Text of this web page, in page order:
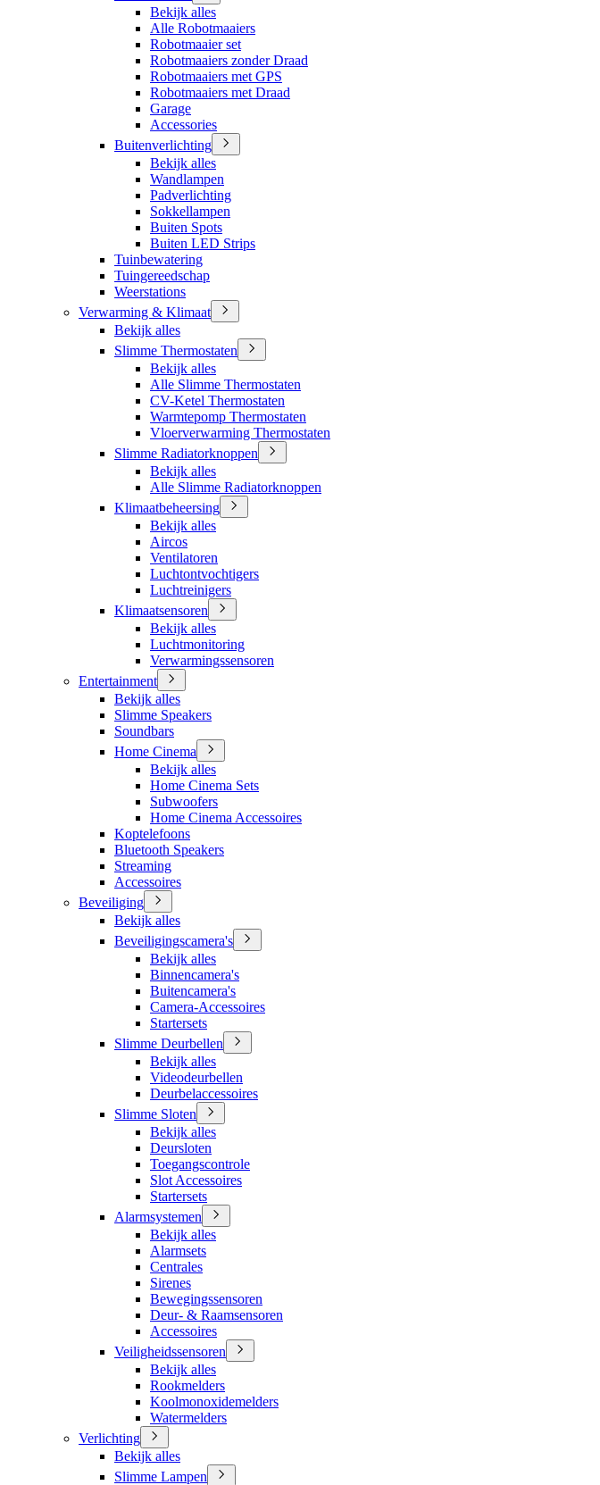
Bekijk alles
Alle Robotmaaiers
Robotmaaier set
Robotmaaiers zonder Draad
Robotmaaiers met GPS
Robotmaaiers met Draad
Garage
Accessories
Buitenverlichting
Bekijk alles
Wandlampen
Padverlichting
Sokkellampen
Buiten Spots
Buiten LED Strips
Tuinbewatering
Tuingereedschap
Weerstations
Verwarming & Klimaat
Bekijk alles
Slimme Thermostaten
Bekijk alles
Alle Slimme Thermostaten
CV-Ketel Thermostaten
Warmtepomp Thermostaten
Vloerverwarming Thermostaten
Slimme Radiatorknoppen
Bekijk alles
Alle Slimme Radiatorknoppen
Klimaatbeheersing
Bekijk alles
Aircos
Ventilatoren
Luchtontvochtigers
Luchtreinigers
Klimaatsensoren
Bekijk alles
Luchtmonitoring
Verwarmingssensoren
Entertainment
Bekijk alles
Slimme Speakers
Soundbars
Home Cinema
Bekijk alles
Home Cinema Sets
Subwoofers
Home Cinema Accessoires
Koptelefoons
Bluetooth Speakers
Streaming
Accessoires
Beveiliging
Bekijk alles
Beveiligingscamera's
Bekijk alles
Binnencamera's
Buitencamera's
Camera-Accessoires
Startersets
Slimme Deurbellen
Bekijk alles
Videodeurbellen
Deurbelaccessoires
Slimme Sloten
Bekijk alles
Deursloten
Toegangscontrole
Slot Accessoires
Startersets
Alarmsystemen
Bekijk alles
Alarmsets
Centrales
Sirenes
Bewegingssensoren
Deur- & Raamsensoren
Accessoires
Veiligheidssensoren
Bekijk alles
Rookmelders
Koolmonoxidemelders
Watermelders
Verlichting
Bekijk alles
Slimme Lampen